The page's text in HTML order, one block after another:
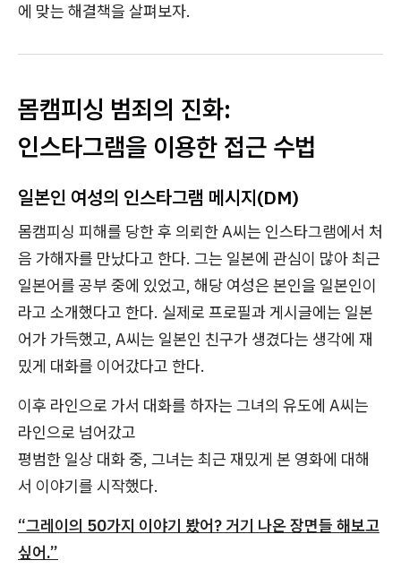
에 맞는 해결책을 살펴보자.
몸캠피싱 범죄의 진화:
인스타그램을 이용한 접근 수법
일본인 여성의 인스타그램 메시지(DM)
몸캠피싱 피해를 당한 후 의뢰한 A씨는 인스타그램에서 처
음 가해자를 만났다고 한다. 그는 일본에 관심이 많아 최근
일본어를 공부 중에 있었고, 해당 여성은 본인을 일본인이
라고 소개했다고 한다. 실제로 프로필과 게시글에는 일본
어가 가득했고, A씨는 일본인 친구가 생겼다는 생각에 재
밌게 대화를 이어갔다고 한다.
이후 라인으로 가서 대화를 하자는 그녀의 유도에 A씨는
라인으로 넘어갔고
평범한 일상 대화 중, 그녀는 최근 재밌게 본 영화에 대해
서 이야기를 시작했다.
“그레이의 50가지 이야기 봤어? 거기 나온 장면들 해보고
싶어.”